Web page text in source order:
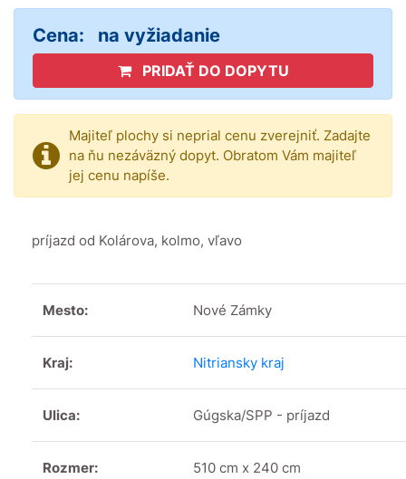
Cena: na vyžiadanie
PRIDAŤ DO DOPYTU
Majiteľ plochy si neprial cenu zverejniť. Zadajte
na ňu nezáväzný dopyt. Obratom Vám majiteľ
jej cenu napíše.
príjazd od Kolárova, kolmo, vľavo
Mesto: Nové Zámky
Kraj: Nitriansky kraj
Ulica: Gúgska/SPP - príjazd
Rozmer: 510 cm x 240 cm